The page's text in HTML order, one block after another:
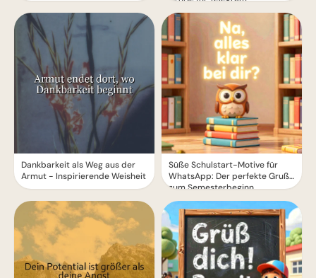
Dankbarkeit als Weg aus der
Armut - Inspirierende Weisheit
Süße Schulstart-Motive für
WhatsApp: Der perfekte Gruß
zum Semesterbeginn